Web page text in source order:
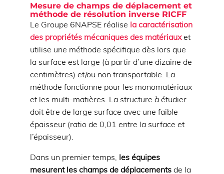
Mesure de champs de déplacement et
méthode de résolution inverse RICFF
Le Groupe 6NAPSE réalise la caractérisation
des propriétés mécaniques des matériauxet
utilise une méthode spécifique dès lors que
la surface est large (à partir d’une dizaine de
centimètres) et/ou non transportable. La
méthode fonctionne pour les monomatériaux
et les multi-matières. La structure à étudier
doit être de large surface avec une faible
épaisseur (ratio de 0,01 entre la surface et
l’épaisseur).
Dans un premier temps, les équipes
mesurent les champs de déplacementsde la